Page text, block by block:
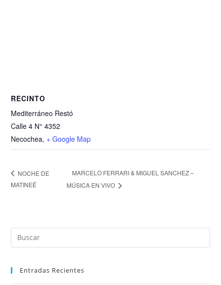
RECINTO
Mediterráneo Restó
Calle 4 N° 4352
Necochea, + Google Map
NOCHE DE
MATINEÉ
MARCELO FERRARI & MIGUEL SANCHEZ –
MÚSICA EN VIVO
Entradas Recientes